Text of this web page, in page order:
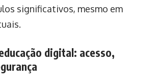
significativos, mesmo em
digital: acesso,